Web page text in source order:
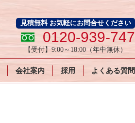
見積無料 お気軽にお問合せください
0120-939-747
【受付】9:00～18:00 （年中無休）
会社案内 採用 よくある質問